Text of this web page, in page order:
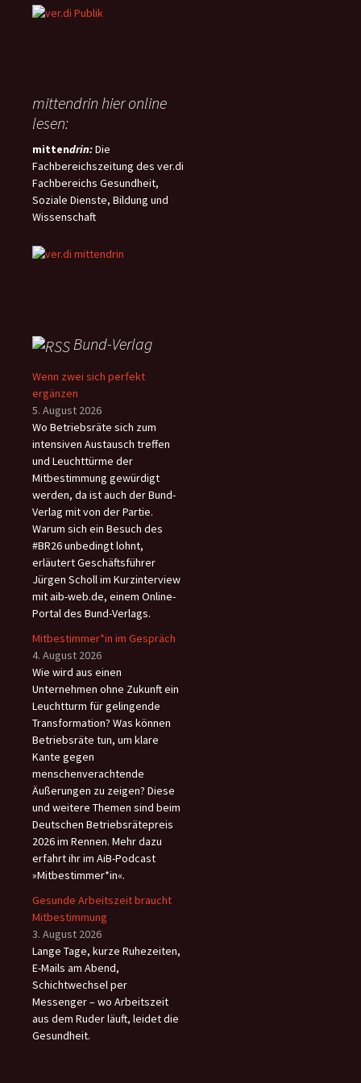
mittendrin hier online
lesen:
mittendrin:Die
Fachbereichszeitung des ver.di
Fachbereichs Gesundheit,
Soziale Dienste, Bildung und
Wissenschaft
Bund-Verlag
Wenn zwei sich perfekt
ergänzen
5. August 2026
Wo Betriebsräte sich zum
intensiven Austausch treffen
und Leuchttürme der
Mitbestimmung gewürdigt
werden, da ist auch der Bund-
Verlag mit von der Partie.
Warum sich ein Besuch des
#BR26 unbedingt lohnt,
erläutert Geschäftsführer
Jürgen Scholl im Kurzinterview
mit aib-web.de, einem Online-
Portal des Bund-Verlags.
Mitbestimmer*in im Gespräch
4. August 2026
Wie wird aus einen
Unternehmen ohne Zukunft ein
Leuchtturm für gelingende
Transformation? Was können
Betriebsräte tun, um klare
Kante gegen
menschenverachtende
Äußerungen zu zeigen? Diese
und weitere Themen sind beim
Deutschen Betriebsrätepreis
2026 im Rennen. Mehr dazu
erfahrt ihr im AiB-Podcast
»Mitbestimmer*in«.
Gesunde Arbeitszeit braucht
Mitbestimmung
3. August 2026
Lange Tage, kurze Ruhezeiten,
E-Mails am Abend,
Schichtwechsel per
Messenger – wo Arbeitszeit
aus dem Ruder läuft, leidet die
Gesundheit.